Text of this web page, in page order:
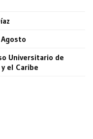
Universitario de
el Caribe